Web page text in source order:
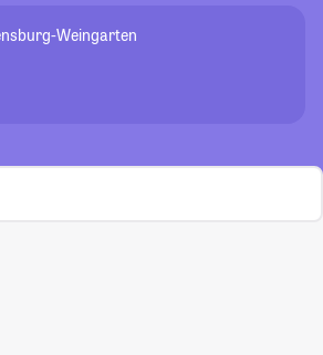
Weingarten